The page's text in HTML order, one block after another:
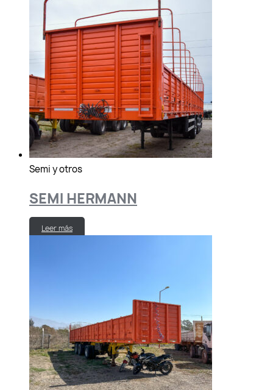
Semi y otros
SEMI HERMANN
Leer más